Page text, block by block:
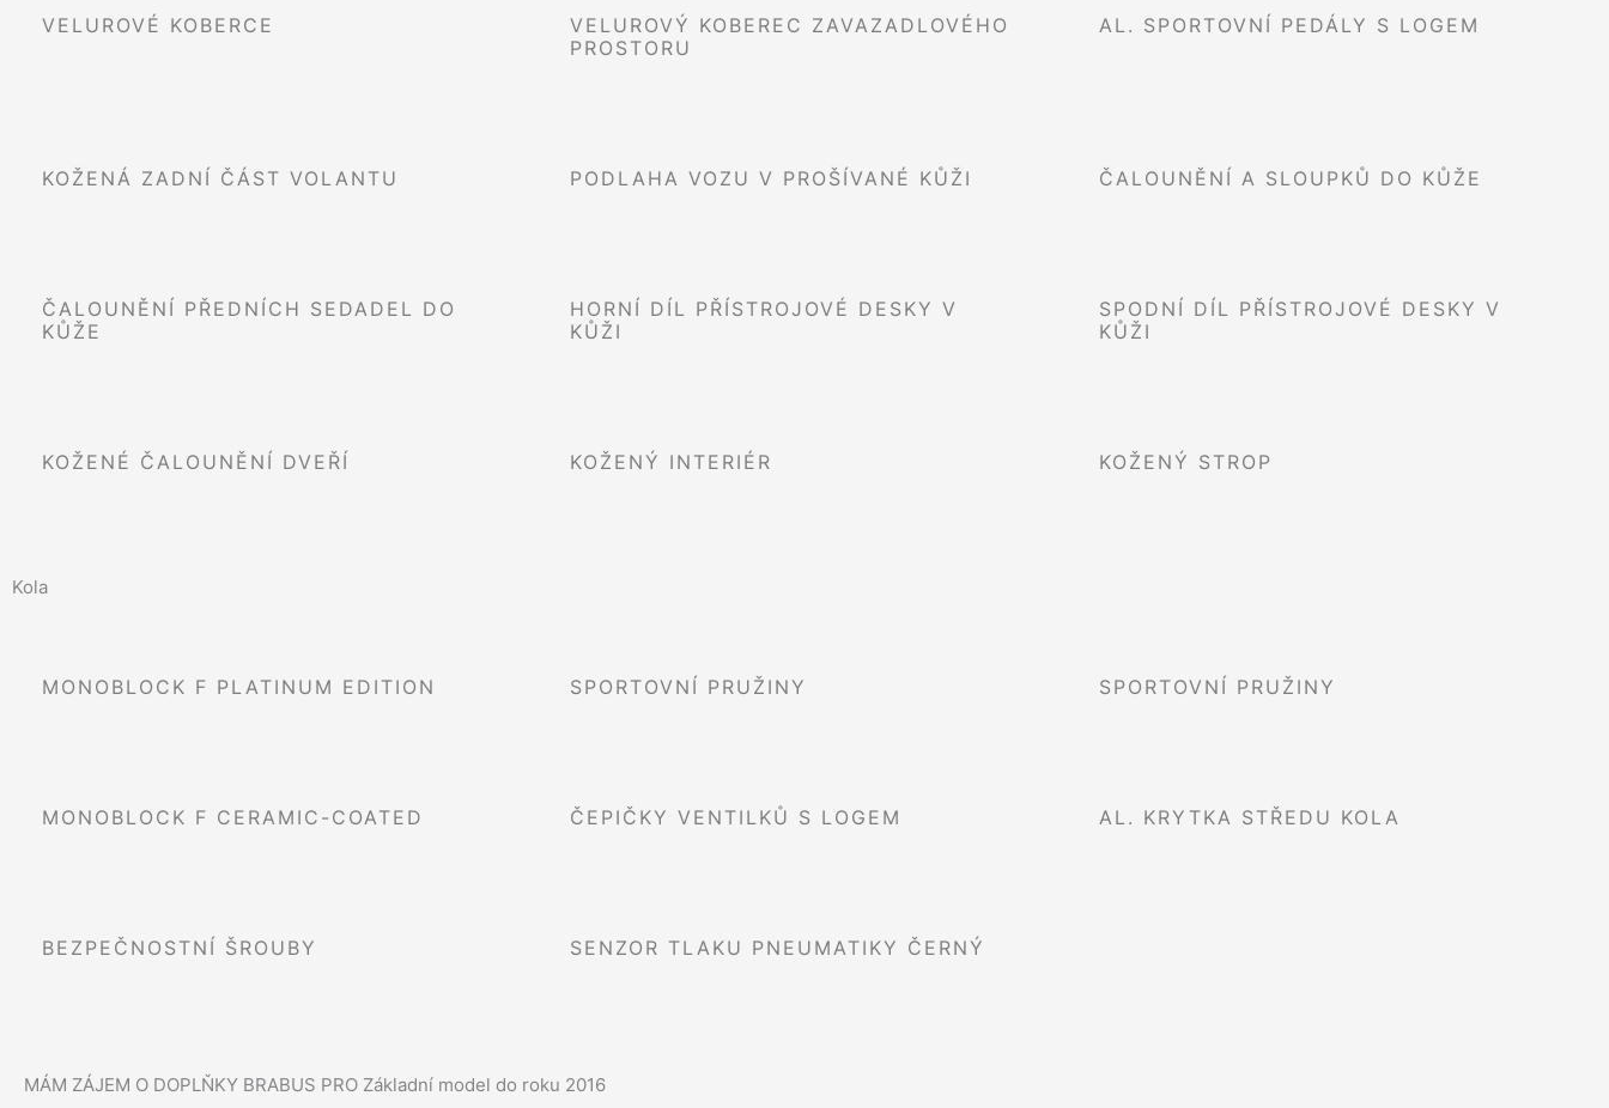
VELUROVÉ KOBERCE
VELUROVÝ KOBEREC ZAVAZADLOVÉHO
PROSTORU
AL. SPORTOVNÍ PEDÁLY S LOGEM
KOŽENÁ ZADNÍ ČÁST VOLANTU PODLAHA VOZU V PROŠÍVANÉ KŮŽI ČALOUNĚNÍ A SLOUPKŮ DO KŮŽE
ČALOUNĚNÍ PŘEDNÍCH SEDADEL DO
KŮŽE
HORNÍ DÍL PŘÍSTROJOVÉ DESKY V
KŮŽI
SPODNÍ DÍL PŘÍSTROJOVÉ DESKY V
KŮŽI
KOŽENÉ ČALOUNĚNÍ DVEŘÍ KOŽENÝ INTERIÉR KOŽENÝ STROP
Kola
MONOBLOCK F PLATINUM EDITION SPORTOVNÍ PRUŽINY SPORTOVNÍ PRUŽINY
MONOBLOCK F CERAMIC-COATED ČEPIČKY VENTILKŮ S LOGEM AL. KRYTKA STŘEDU KOLA
BEZPEČNOSTNÍ ŠROUBY SENZOR TLAKU PNEUMATIKY ČERNÝ
MÁM ZÁJEM O DOPLŇKY BRABUS PRO​ Základní model do roku 2016